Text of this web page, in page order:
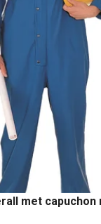
met capuchon